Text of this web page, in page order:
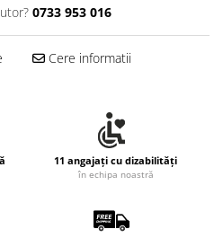
0733 953 016
Cere informatii
11 angajați cu dizabilități
în echipa noastră